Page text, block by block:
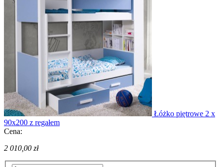
Łóżko piętrowe 2 x
90x200 z regałem
Cena:
2 010,00 zł